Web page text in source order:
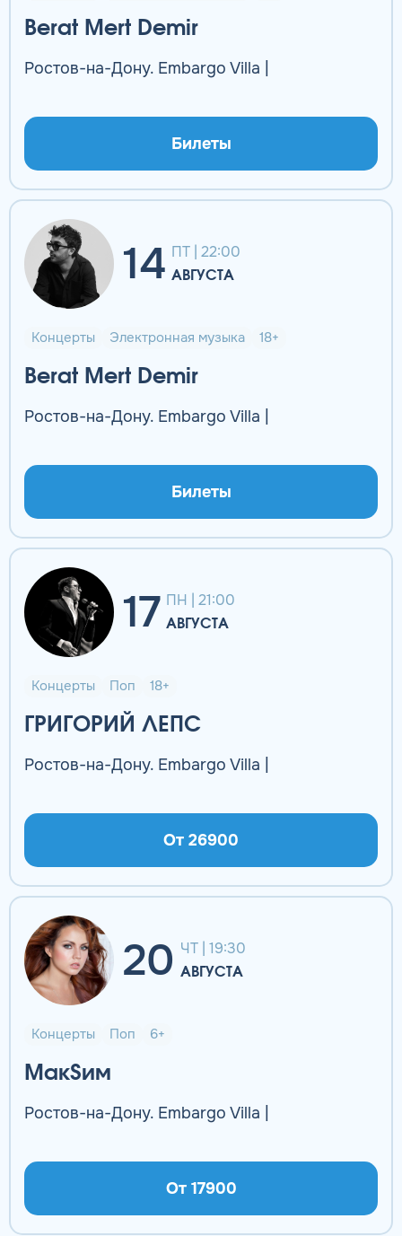
Berat Mert Demir
Ростов-на-Дону. Embargo Villa |
Билеты
14 ПТ | 22:00
АВГУСТА
Концерты Электронная музыка 18+
Berat Mert Demir
Ростов-на-Дону. Embargo Villa |
Билеты
17 ПН | 21:00
АВГУСТА
Концерты Поп 18+
ГРИГОРИЙ ЛЕПС
Ростов-на-Дону. Embargo Villa |
От 26900
20 ЧТ | 19:30
АВГУСТА
Концерты Поп 6+
МакSим
Ростов-на-Дону. Embargo Villa |
От 17900